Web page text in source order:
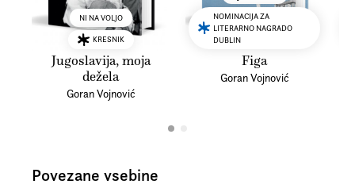
NI NA VOLJO
KRESNIK
Jugoslavija, moja
dežela
Goran Vojnović
NOMINACIJA ZA
LITERARNO NAGRADO
DUBLIN
Figa
Goran Vojnović
Povezane vsebine